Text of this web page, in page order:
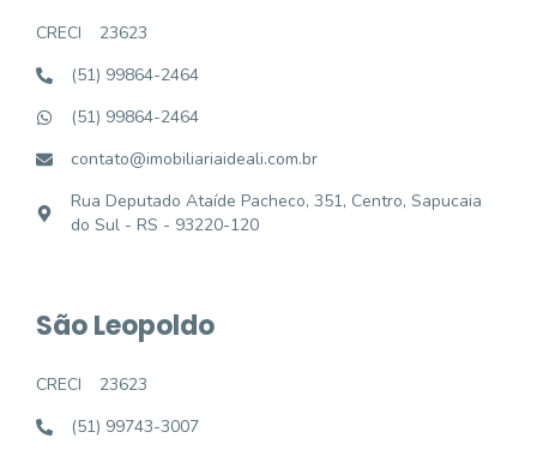
CRECI
23623
(51) 99864-2464
(51) 99864-2464
contato@imobiliariaideali.com.br
Rua Deputado Ataíde Pacheco, 351, Centro, Sapucaia
do Sul - RS - 93220-120
São Leopoldo
CRECI
23623
(51) 99743-3007